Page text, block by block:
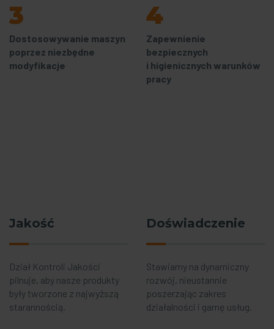
3
Dostosowywanie maszyn
poprzez niezbędne
modyfikacje
4
Zapewnienie
bezpiecznych
i higienicznych warunków
pracy
Jakość
Dział Kontroli Jakości
pilnuje, aby nasze produkty
były tworzone z najwyższą
starannością.
Doświadczenie
Stawiamy na dynamiczny
rozwój, nieustannie
poszerzając zakres
działalności i gamę usług.